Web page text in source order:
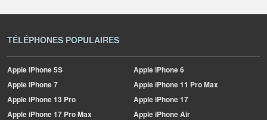
TÉLÉPHONES POPULAIRES
AppleiPhone 5S AppleiPhone 6
AppleiPhone 7 AppleiPhone 11 Pro Max
AppleiPhone 13 Pro AppleiPhone 17
AppleiPhone 17 Pro Max AppleiPhone Air